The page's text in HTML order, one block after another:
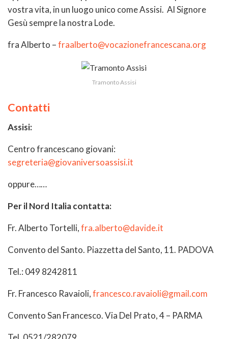
vostra vita, in un luogo unico come Assisi. Al Signore
Gesù sempre la nostra Lode.
fra Alberto –fraalberto@vocazionefrancescana.org
Tramonto Assisi
Contatti
Assisi:
Centro francescano giovani:
segreteria@giovaniversoassisi.it
oppure……
Per il Nord Italia contatta:
Fr. Alberto Tortelli,fra.alberto@davide.it
Convento del Santo. Piazzetta del Santo, 11. PADOVA
Tel.: 049 8242811
Fr. Francesco Ravaioli,francesco.ravaioli@gmail.com
Convento San Francesco. Via Del Prato, 4 – PARMA